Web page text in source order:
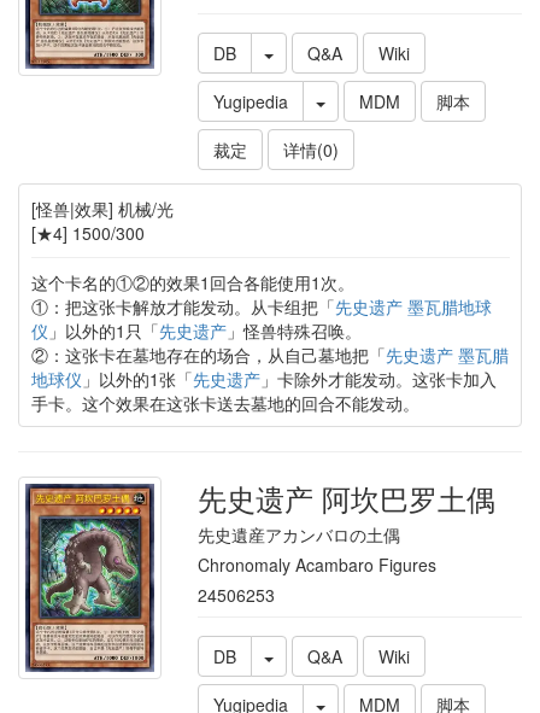
DB Q&A
Wiki
Yugipedia
MDM
脚本
裁定
详情(0)
[怪兽|效果] 机械/光
[★4] 1500/300
这个卡名的①②的效果1回合各能使用1次。
①：把这张卡解放才能发动。从卡组把「先史遗产 墨瓦腊地球
仪 」以外的1只「先史遗产」怪兽特殊召唤。
②：这张卡在墓地存在的场合，从自己墓地把「先史遗产 墨瓦腊
地球仪 」以外的1张「先史遗产」卡除外才能发动。这张卡加入
手卡。这个效果在这张卡送去墓地的回合不能发动。
先史遗产 阿坎巴罗土偶
先史遺産アカンバロの土偶
Chronomaly Acambaro Figures
24506253
DB Q&A
Wiki
Yugipedia
MDM 脚本